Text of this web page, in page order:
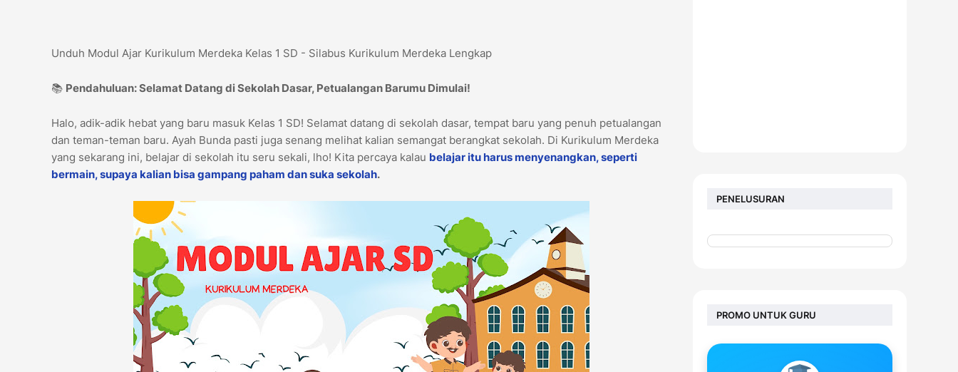
Unduh Modul Ajar Kurikulum Merdeka Kelas 1 SD - Silabus Kurikulum Merdeka Lengkap
📚 Pendahuluan: Selamat Datang di Sekolah Dasar, Petualangan Barumu Dimulai!
Halo, adik-adik hebat yang baru masuk Kelas 1 SD! Selamat datang di sekolah dasar, tempat baru yang penuh petualangan
dan teman-teman baru. Ayah Bunda pasti juga senang melihat kalian semangat berangkat sekolah. Di Kurikulum Merdeka
yang sekarang ini, belajar di sekolah itu seru sekali, lho! Kita percaya kalau belajar itu harus menyenangkan, seperti
bermain, supaya kalian bisa gampang paham dan suka sekolah.
PENELUSURAN
PROMO UNTUK GURU